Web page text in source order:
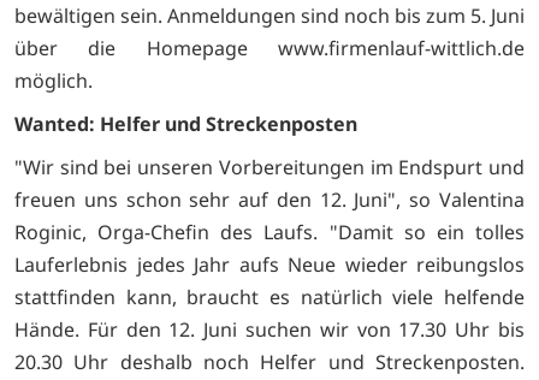
bewältigen sein. Anmeldungen sind noch bis zum 5. Juni
über die Homepage www.firmenlauf-wittlich.de
möglich.
Wanted: Helfer und Streckenposten
"Wir sind bei unseren Vorbereitungen im Endspurt und
freuen uns schon sehr auf den 12. Juni", so Valentina
Roginic, Orga-Chefin des Laufs. "Damit so ein tolles
Lauferlebnis jedes Jahr aufs Neue wieder reibungslos
stattfinden kann, braucht es natürlich viele helfende
Hände. Für den 12. Juni suchen wir von 17.30 Uhr bis
20.30 Uhr deshalb noch Helfer und Streckenposten.